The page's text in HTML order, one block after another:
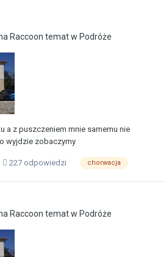
Raccoon temat w Podróże
a z puszczeniem mnie samemu nie
wyjdzie zobaczymy
227 odpowiedzi chorwacja
Raccoon temat w Podróże